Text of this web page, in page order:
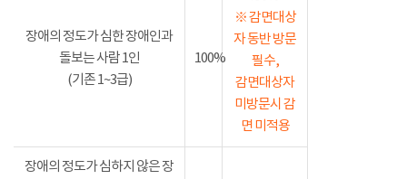
※ 감면대상
자 동반 방문
필수,
감면대상자
미방문시 감
면 미적용
장애의 정도가 심한 장애인과
돌보는 사람 1인
(기존 1~3급)
100%
장애의 정도가 심하지 않은 장